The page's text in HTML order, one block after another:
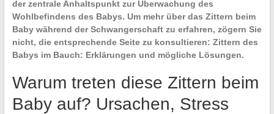
der zentrale Anhaltspunkt zur Überwachung des
Wohlbefindens des Babys. Um mehr über das Zittern beim
Baby während der Schwangerschaft zu erfahren, zögern Sie
nicht, die entsprechende Seite zu konsultieren: Zittern des
Babys im Bauch: Erklärungen und mögliche Lösungen.
Warum treten diese Zittern beim
Baby auf? Ursachen, Stress